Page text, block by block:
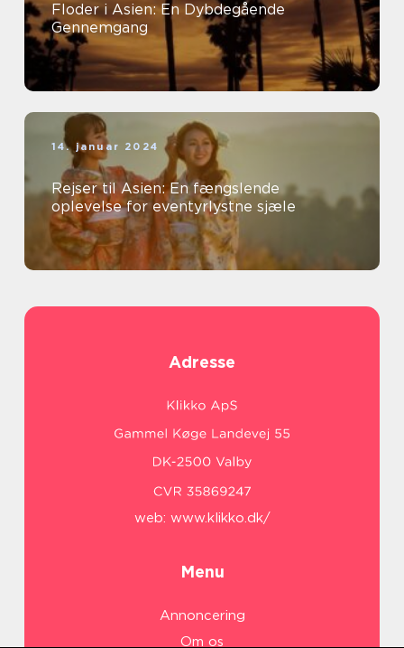
Floder i Asien: En Dybdegående
Gennemgang
14. januar 2024
Rejser til Asien: En fængslende
oplevelse for eventyrlystne sjæle
Adresse
web: www.klikko.dk/
Menu
Annoncering
Om os